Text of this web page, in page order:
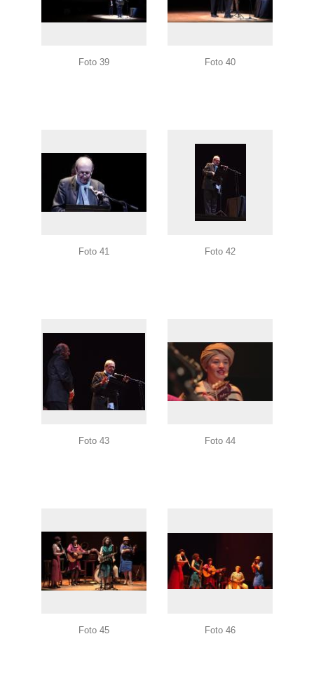
Foto 39 Foto 40
Foto 41 Foto 42
Foto 43 Foto 44
Foto 45 Foto 46